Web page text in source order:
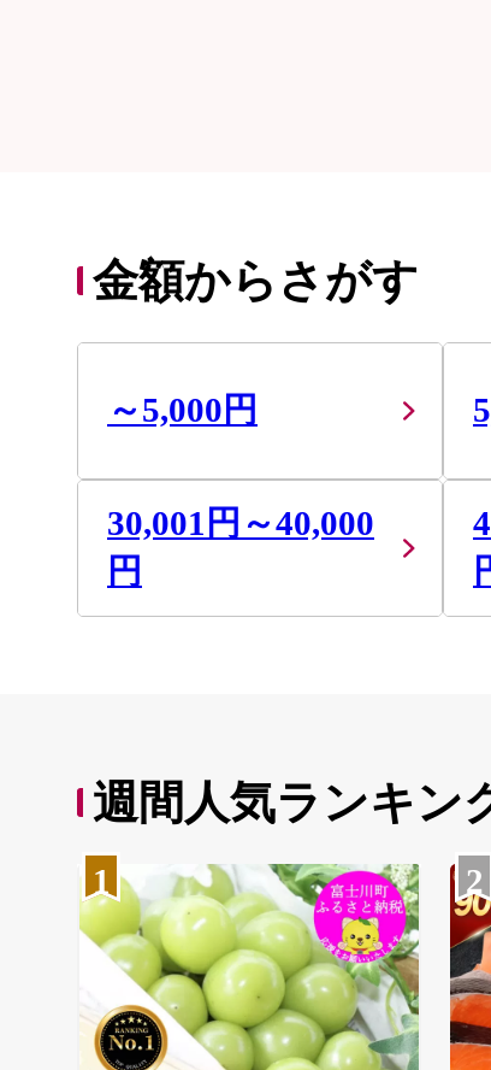
金額からさがす
～5,000円
30,001円～40,000
円
週間人気ランキン
1 2